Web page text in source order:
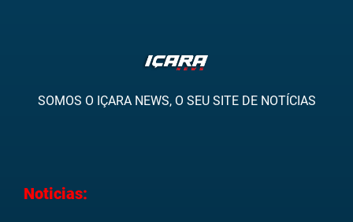
SOMOS O IÇARA NEWS, O SEU SITE DE NOTÍCIAS
Noticias: